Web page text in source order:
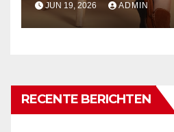
JUN 19, 2026 ADMIN
RECENTE BERICHTEN